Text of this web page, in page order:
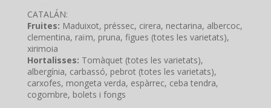
CATALÁN:
Fruites: Maduixot, préssec, cirera, nectarina, albercoc,
clementina, raïm, pruna, figues (totes les varietats),
xirimoia
Hortalisses: Tomàquet (totes les varietats),
albergínia, carbassó, pebrot (totes les varietats),
carxofes, mongeta verda, espàrrec, ceba tendra,
cogombre, bolets i fongs